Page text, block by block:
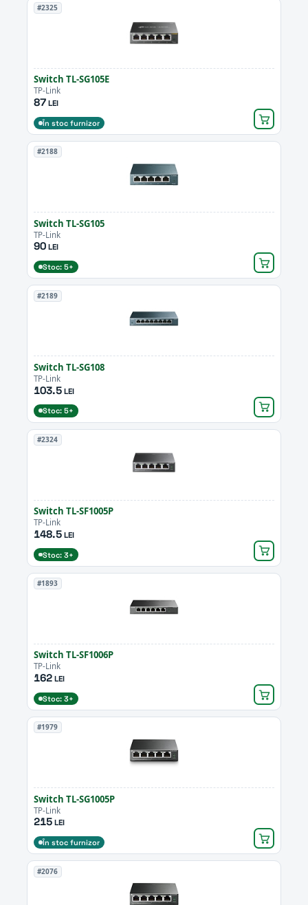
#2325
Switch TL-SG105E
TP-Link
87LEI
În stoc furnizor
#2188
Switch TL-SG105
TP-Link
90LEI
Stoc: 5+
#2189
Switch TL-SG108
TP-Link
103.5LEI
Stoc: 5+
#2324
Switch TL-SF1005P
TP-Link
148.5LEI
Stoc: 3+
#1893
Switch TL-SF1006P
TP-Link
162LEI
Stoc: 3+
#1979
Switch TL-SG1005P
TP-Link
215LEI
În stoc furnizor
#2076